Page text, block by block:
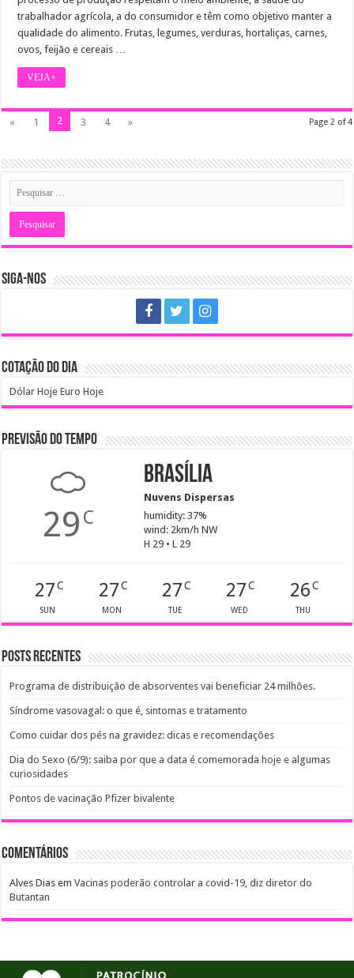
trabalhador agrícola, a do consumidor e têm como objetivo manter a
qualidade do alimento. Frutas, legumes, verduras, hortaliças, carnes,
ovos, feijão e cereais …
VEJA+
Page 2 of 4
« 1 2 3 4 »
SIGA-NOS
COTAÇÃO DO DIA
Dólar Hoje Euro Hoje
PREVISÃO DO TEMPO
29 C
Brasília
Nuvens Dispersas
humidity: 37%
wind: 2km/h NW
H 29 • L 29
27C
SUN
27C
MON
27 C
TUE
27C
WED
26C
THU
Posts recentes
Programa de distribuição de absorventes vai beneficiar 24 milhões.
Síndrome vasovagal: o que é, sintomas e tratamento
Como cuidar dos pés na gravidez: dicas e recomendações
Dia do Sexo (6/9): saiba por que a data é comemorada hoje e algumas
curiosidades
Pontos de vacinação Pfizer bivalente
Comentários
Alves Dias emVacinas poderão controlar a covid-19, diz diretor do
Butantan